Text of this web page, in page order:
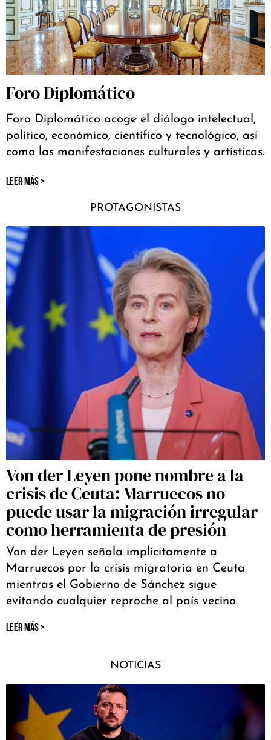
Foro Diplomático
Foro Diplomático acoge el diálogo intelectual,
político, económico, científico y tecnológico, así
como las manifestaciones culturales y artísticas.
LEER MÁS >
PROTAGONISTAS
Von der Leyen pone nombre a la
crisis de Ceuta: Marruecos no
puede usar la migración irregular
como herramienta de presión
Von der Leyen señala implícitamente a
Marruecos por la crisis migratoria en Ceuta
mientras el Gobierno de Sánchez sigue
evitando cualquier reproche al país vecino
LEER MÁS >
NOTICIAS